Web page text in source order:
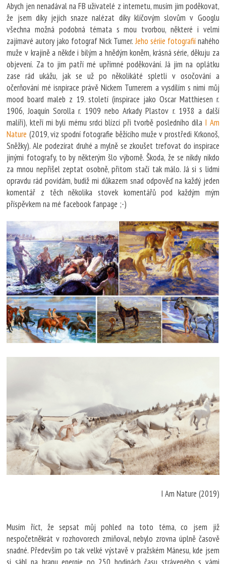
Abych jen nenadával na FB uživatelé z internetu, musím jim poděkovat,
že jsem díky jejich snaze nalézat díky klíčovým slovům v Googlu
všechna možná podobná témata s mou tvorbou, některé i velmi
zajímavé autory jako fotograf Nick Turner.Jeho sériie fotografiínahého
muže v krajině a někde i bilým a hnědým koněm, krásná série, děkuju za
objevení. Za to jim patří mé upřímné poděkování. Já jim na oplátku
zase rád ukážu, jak se už po několikáté spletli v osočování a
očerňování mé isnpirace právě Nickem Turnerem a vysdílím s nimi můj
mood board maleb z 19. století (inspirace jako Oscar Matthiesen r.
1906, Joaquín Sorolla r. 1909 nebo Arkady Plastov r. 1938 a další
malíři), kteří mi byli mému srdci blízcí při tvorbě posledního díla I Am
Nature (2019, viz spodní fotografie běžícího muže v prostředi Krkonoš,
Sněžky). Ale podezírat druhé a mylně se zkoušet trefovat do inspirace
jinými fotografy, to by některým šlo výborně. Škoda, že se nikdy nikdo
za mnou nepřišel zeptat osobně, přitom stačí tak málo. Já si s lidmi
opravdu rád povídám, budiž mi důkazem snad odpověď na každý jeden
komentář z těch několika stovek komentářů pod každým mým
příspěvkem na mé facebook fanpage ;-)
I Am Nature (2019)
Musím říct, že sepsat můj pohled na toto téma, co jsem již
nespočetněkrát v rozhovorech zmiňoval, nebylo zrovna úplně časově
snadné. Především po tak velké výstavě v pražském Mánesu, kde jsem